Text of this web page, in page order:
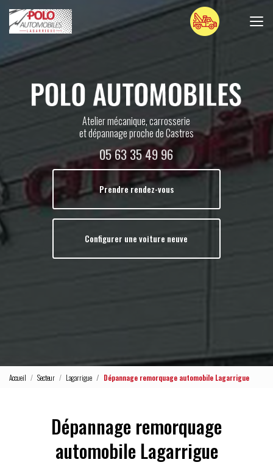
au
contenu
Atelier mécanique, carrosserie
et dépannage proche de Castres
05 63 35 49 96
Prendre rendez-vous
Configurer une voiture neuve
Accueil Secteur Lagarrigue Dépannage remorquage automobile Lagarrigue
Dépannage remorquage
automobile Lagarrigue